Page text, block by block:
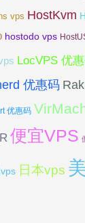
vps HostKvm
hostodo vps
LocVPS 优
优惠码
优惠码
便宜VPS
日本vps